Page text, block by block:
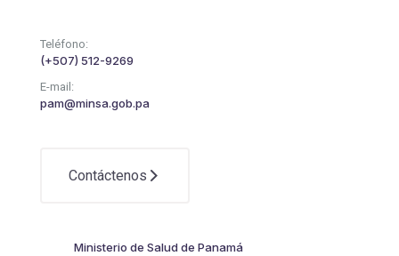
(+507) 512-9269
Teléfono:
pam@minsa.gob.pa
E-mail:
Contáctenos
Ministerio de Salud de Panamá